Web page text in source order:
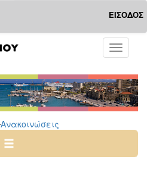
ΕΙΣΟΔΟΣ
Toggle
Ανακοινώσεις